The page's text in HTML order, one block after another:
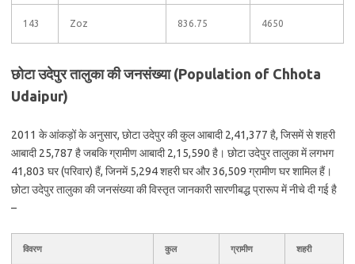
143 Zoz 836.75 4650
छोटा उदेपुर तालुका की जनसंख्या (Population of Chhota
Udaipur)
2011 के आंकड़ों के अनुसार, छोटा उदेपुर की कुल आबादी 2,41,377 है, जिसमें से शहरी
आबादी 25,787 है जबकि ग्रामीण आबादी 2,15,590 है। छोटा उदेपुर तालुका में लगभग
41,803 घर (परिवार) हैं, जिनमें 5,294 शहरी घर और 36,509 ग्रामीण घर शामिल हैं।
छोटा उदेपुर तालुका की जनसंख्या की विस्तृत जानकारी सारणीबद्ध प्रारूप में नीचे दी गई है
–
विवरण कुल ग्रामीण शहरी